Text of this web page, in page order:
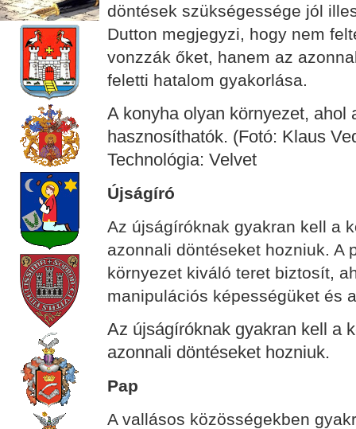
döntések szükségessége jól
Dutton megjegyzi, hogy nem
vonzzák őket, hanem az
feletti hatalom gyakorlása.
A konyha olyan környezet, ahol
hasznosíthatók. (Fotó: Klaus
Technológia: Velvet
Újságíró
Az újságíróknak gyakran kell a
azonnali döntéseket hozniuk. A
környezet kiváló teret biztosít,
manipulációs képességüket és
Az újságíróknak gyakran kell a
azonnali döntéseket hozniuk.
Pap
A vallásos közösségekben